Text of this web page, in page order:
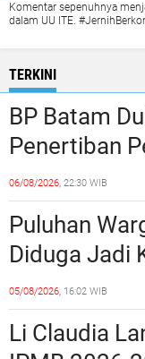
Komentar sepenuhnya
dalam UU ITE.
TERKINI
BP Batam
Penertiban
Ruang Laut
Ketentuan
Perundang-
06/08/2026, 22:30 WIB
Puluhan
Diduga Jadi
Penipuan
Miliaran
Polda Kepri
05/08/2026, 16:02 WIB
Li Claudia